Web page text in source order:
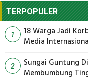
TERPOPULER
1
18 Warga Jadi
Media
2
Sungai Guntung
Membumbung